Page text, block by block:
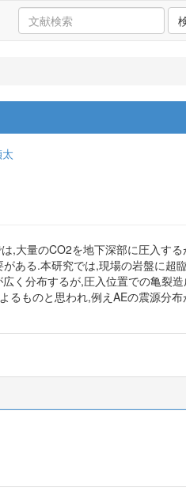
,大量のCO2を地下深部に圧入す
ある.本研究では,現場の岩盤に超
く分布するが,圧入位置での亀裂
るものと思われ,例えAEの震源分